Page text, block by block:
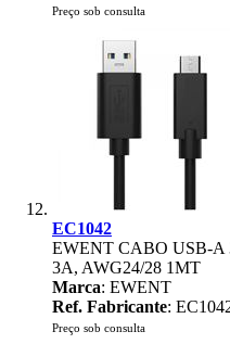
Preço sob consulta
EC1042
EWENT CABO USB-A
3A, AWG24/28 1MT
Marca: EWENT
Ref. Fabricante:
Preço sob consulta